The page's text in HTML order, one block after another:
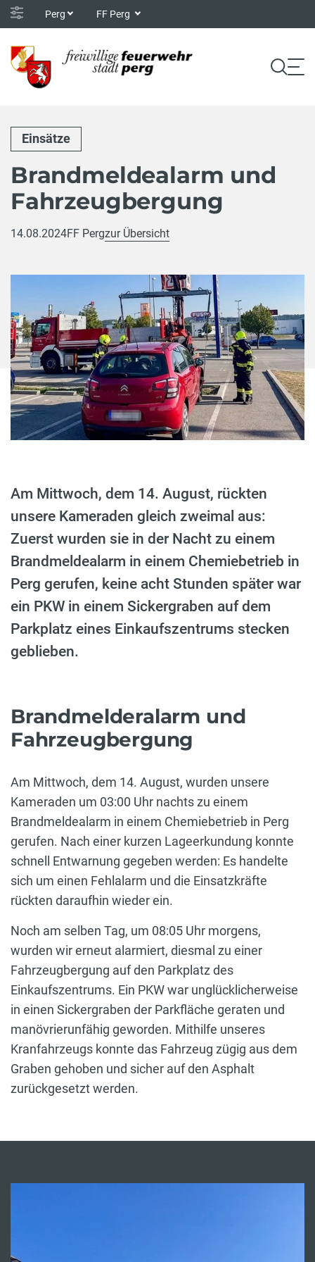
Perg FF Perg
Einsätze
Brandmeldealarm und
Fahrzeugbergung
14.08.2024FF Pergzur Übersicht
Am Mittwoch, dem 14. August, rückten
unsere Kameraden gleich zweimal aus:
Zuerst wurden sie in der Nacht zu einem
Brandmeldealarm in einem Chemiebetrieb in
Perg gerufen, keine acht Stunden später war
ein PKW in einem Sickergraben auf dem
Parkplatz eines Einkaufszentrums stecken
geblieben.
Brandmelderalarm und
Fahrzeugbergung
Am Mittwoch, dem 14. August, wurden unsere
Kameraden um 03:00 Uhr nachts zu einem
Brandmeldealarm in einem Chemiebetrieb in Perg
gerufen. Nach einer kurzen Lageerkundung konnte
schnell Entwarnung gegeben werden: Es handelte
sich um einen Fehlalarm und die Einsatzkräfte
rückten daraufhin wieder ein.
Noch am selben Tag, um 08:05 Uhr morgens,
wurden wir erneut alarmiert, diesmal zu einer
Fahrzeugbergung auf den Parkplatz des
Einkaufszentrums. Ein PKW war unglücklicherweise
in einen Sickergraben der Parkfläche geraten und
manövrierunfähig geworden. Mithilfe unseres
Kranfahrzeugs konnte das Fahrzeug zügig aus dem
Graben gehoben und sicher auf den Asphalt
zurückgesetzt werden.